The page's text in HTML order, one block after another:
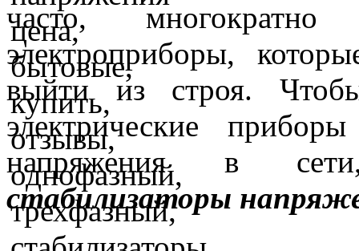
часто,
электроприборы,
выйти из строя.
электрические
напряжения в
стабилизаторы